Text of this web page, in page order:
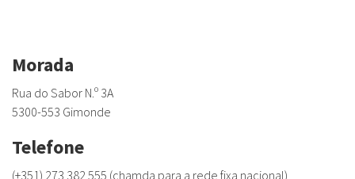
Morada
Rua do Sabor N.º 3A
5300-553 Gimonde
Telefone
(+351) 273 382 555 (chamda para a rede fixa nacional)